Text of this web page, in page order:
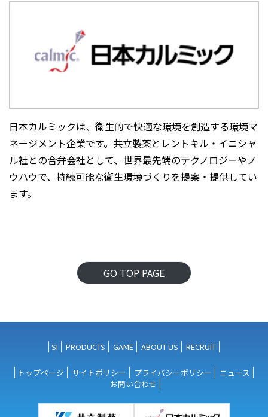
日本カルミックは、衛生的で快適な環境を創造する環境マ
ネージメント企業です。共立製薬とレントキル・イニシャ
ル社との合弁会社として、世界最先端のテクノロジーやノ
ウハウで、持続可能な衛生環境づくりを提案・提供してい
ます。
GO TOP PAGE
SI PRODUCTS GAME ABOUT US RECRUIT
トップページ サイトポリシー プライバシーポリシー
ニュース
お問い合わせ